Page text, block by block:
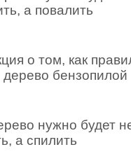
а повалить
о том, как
дерево бензопилой
нужно будет
а спилить